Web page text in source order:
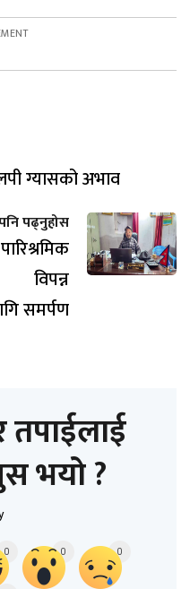
ग्यासको अभाव
पढ्नुहोस
विपन्न
समर्पण
भयो ?
0 0 0